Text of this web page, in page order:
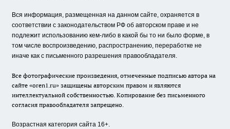
Вся информация, размещенная на данном сайте, охраняется в
соответствии с законодательством РФ об авторском праве и не
подлежит использованию кем-либо в какой бы то ни было форме, в
том числе воспроизведению, распространению, переработке не
иначе как с письменного разрешения правообладателя.
Все фотографические произведения, отмеченные подписью автора на
сайте «oren1.ru» защищены авторским правом и являются
интеллектуальной собственностью. Копирование без письменного
согласия правообладателя запрещено.
Возрастная категория сайта 16+.